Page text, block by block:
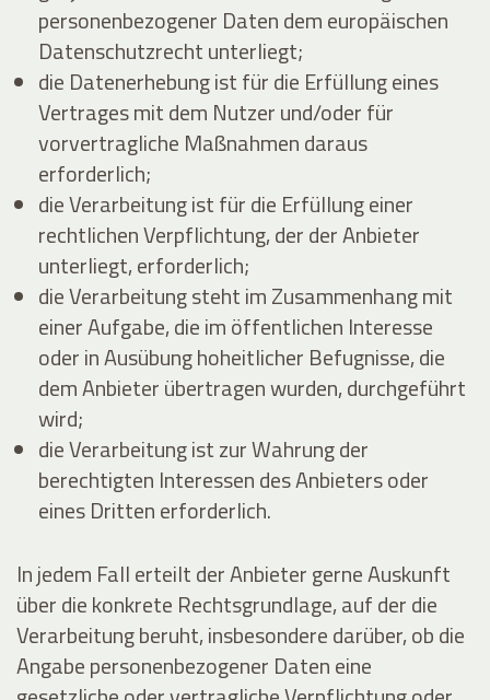
personenbezogener Daten dem europäischen
Datenschutzrecht unterliegt;
die Datenerhebung ist für die Erfüllung eines
Vertrages mit dem Nutzer und/oder für
vorvertragliche Maßnahmen daraus
erforderlich;
die Verarbeitung ist für die Erfüllung einer
rechtlichen Verpflichtung, der der Anbieter
unterliegt, erforderlich;
die Verarbeitung steht im Zusammenhang mit
einer Aufgabe, die im öffentlichen Interesse
oder in Ausübung hoheitlicher Befugnisse, die
dem Anbieter übertragen wurden, durchgeführt
wird;
die Verarbeitung ist zur Wahrung der
berechtigten Interessen des Anbieters oder
eines Dritten erforderlich.
In jedem Fall erteilt der Anbieter gerne Auskunft
über die konkrete Rechtsgrundlage, auf der die
Verarbeitung beruht, insbesondere darüber, ob die
Angabe personenbezogener Daten eine